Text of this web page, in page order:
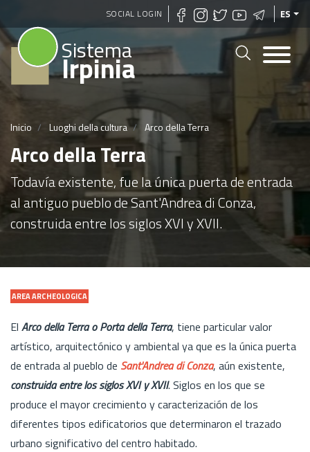
Pasar
al
contenido
principal
SOCIAL LOGIN ES
Sistema
Irpinia
Inicio Luoghi della cultura Arco della Terra
Arco della Terra
Todavía existente, fue la única puerta de entrada
al antiguo pueblo de Sant'Andrea di Conza,
construida entre los siglos XVI y XVII.
AREA ARCHEOLOGICA
El Arco della Terra o Porta della Terra, tiene particular valor
artístico, arquitectónico y ambiental ya que es la única puerta
de entrada al pueblo de Sant'Andrea di Conza, aún existente,
construida entre los siglos XVI y XVII. Siglos en los que se
produce el mayor crecimiento y caracterización de los
diferentes tipos edificatorios que determinaron el trazado
urbano significativo del centro habitado.